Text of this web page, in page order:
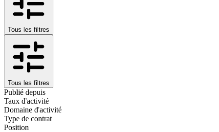
Tous les filtres
Tous les filtres
Publié depuis
Taux d'activité
Domaine d'activité
Type de contrat
Position